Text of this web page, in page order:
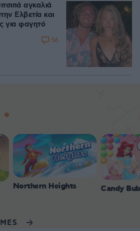
αγκαλιά
Ελβετία και
για φαγητό
56
Northern Heights Candy